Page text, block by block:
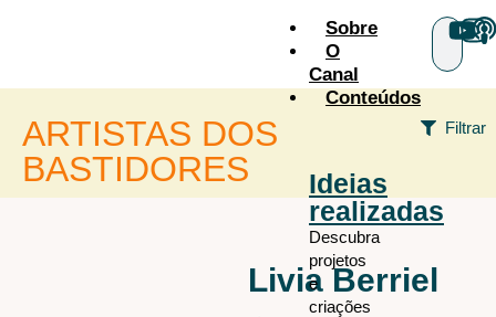
Sobre
O
Canal
Conteúdos
Ideias
realizadas
Descubra
projetos
e
criações
ARTISTAS DOS
BASTIDORES
Filtrar
todos os
artistas
Livia Berriel